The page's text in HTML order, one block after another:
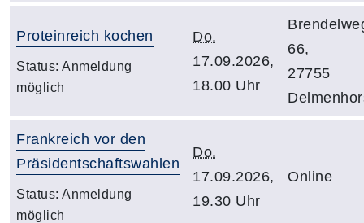
Proteinreich kochen
Status: Anmeldung
möglich
Do.
17.09.2026,
18.00 Uhr
66,
27755
Frankreich vor den
Präsidentschaftswahlen
Status: Anmeldung
möglich
Do.
17.09.2026,
19.30 Uhr
Online